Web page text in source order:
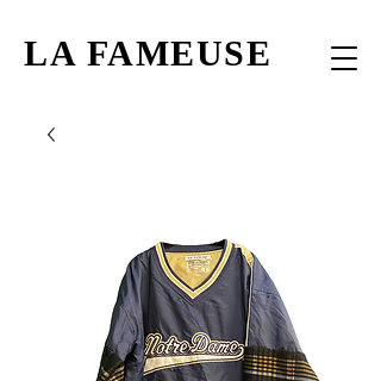
LA FAMEUSE